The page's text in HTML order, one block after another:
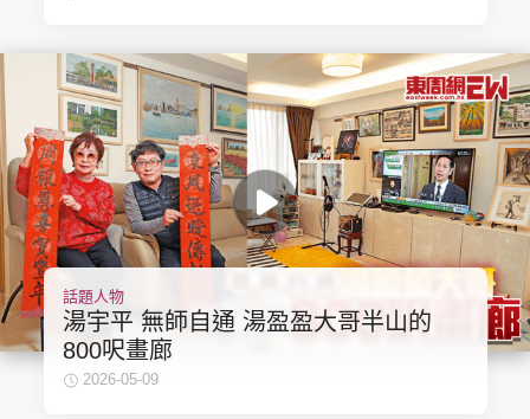
話題人物
湯宇平 無師自通 湯盈盈大哥半山的
800呎畫廊
2026-05-09